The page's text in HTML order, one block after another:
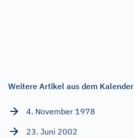
Weitere Artikel aus dem Kalender
4. November 1978
23. Juni 2002